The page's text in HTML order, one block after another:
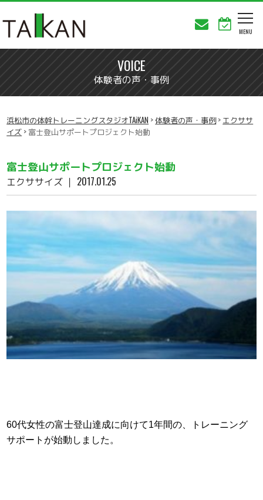
VOICE
体験者の声・事例
浜松市の体幹トレーニングスタジオTAiKAN >体験者の声・事例> エクササ
イズ > 富士登山サポートプロジェクト始動
富士登山サポートプロジェクト始動
エクササイズ ｜ 2017.01.25
60代女性の富士登山達成に向けて1年間の、トレーニング
サポートが始動しました。